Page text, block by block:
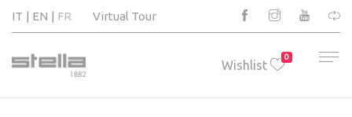
IT EN FR Virtual Tour
Wishlist
0